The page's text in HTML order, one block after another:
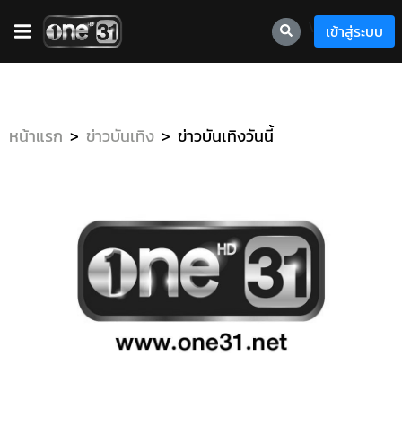
เข้าสู่ระบบ
หน้าแรก ข่าวบันเทิง ข่าวบันเทิงวันนี้